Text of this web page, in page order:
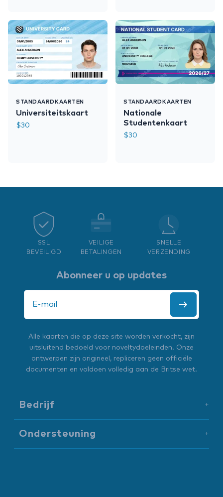
STANDAARDKAARTEN
Universiteitskaart
$30
STANDAARDKAARTEN
Nationale
Studentenkaart
$30
SSL
BEVEILIGD
VEILIGE
BETALINGEN
SNELLE
VERZENDING
Abonneer u op updates
Alle kaarten die op deze site worden verkocht, zijn
uitsluitend bedoeld voor noveltydoeleinden. Onze
ontwerpen zijn origineel, repliceren geen officiële
documenten en voldoen volledig aan de Britse wet.
Bedrijf +
Ondersteuning +